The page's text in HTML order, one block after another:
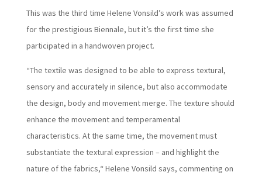
This was the third time Helene Vonsild’s work was assumed
for the prestigious Biennale, but it’s the first time she
participated in a handwoven project.
“The textile was designed to be able to express textural,
sensory and accurately in silence, but also accommodate
the design, body and movement merge. The texture should
enhance the movement and temperamental
characteristics. At the same time, the movement must
substantiate the textural expression – and highlight the
nature of the fabrics,“ Helene Vonsild says, commenting on